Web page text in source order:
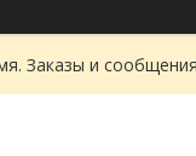
Заказы и